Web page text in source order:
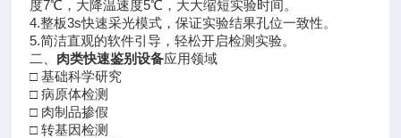
度7℃，大降温速度5℃，大大缩短实验时间。
4.整板3s快速采光模式，保证实验结果孔位一致性。
5.简洁直观的软件引导，轻松开启检测实验。
二、 肉类快速鉴别设备应用领域
□ 基础科学研究
□ 病原体检测
□ 肉制品掺假
□ 转基因检测